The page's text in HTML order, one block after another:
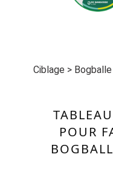
Ciblage > Bogballe
POUR